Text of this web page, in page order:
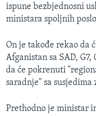
ispune bezbjednosni
ministara spoljnih
On je takođe rekao da
Afganistan sa SAD,
da će pokrenuti
saradnje" sa susjedima
Prethodno je ministar